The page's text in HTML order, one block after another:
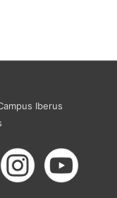
Iberus